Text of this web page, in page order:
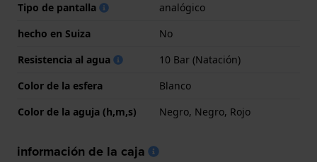
Tipo de pantalla
analógico
hecho en Suiza
No
Resistencia al agua
10 Bar (Natación)
Color de la esfera
Blanco
Color de la aguja (h,m,s)
Negro, Negro, Rojo
información de la caja